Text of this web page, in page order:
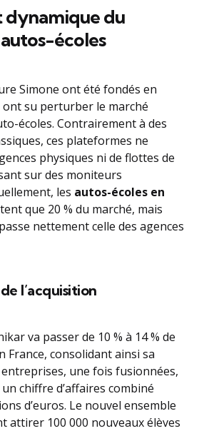
du
écoles
Simone ont été fondés en
ont su perturber le marché
écoles. Contrairement à des
ces plateformes ne
physiques ni de flottes de
sur des moniteurs
les autos-écoles en
que 20 % du marché, mais
nettement celle des agences
l’acquisition
va passer de 10 % à 14 % de
France, consolidant ainsi sa
une fois fusionnées,
chiffre d’affaires combiné
d’euros. Le nouvel ensemble
attirer 100 000 nouveaux élèves